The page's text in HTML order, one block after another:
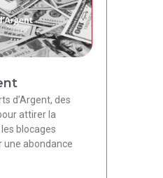
d’Argent, des
attirer la
blocages
une abondance